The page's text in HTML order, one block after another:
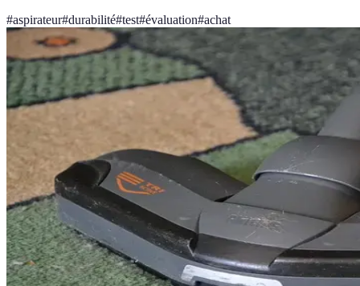
#aspirateur#durabilité#test#évaluation#achat